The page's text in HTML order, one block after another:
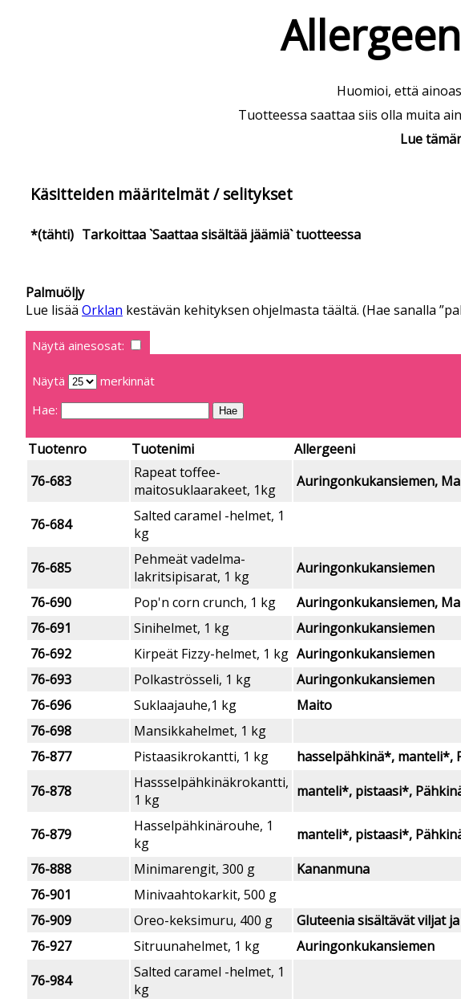
Huomioi, että
Tuotteessa saattaa siis olla muita
Lue
Käsitteiden määritelmät / selitykset
*(tähti) Tarkoittaa `Saattaa sisältää jäämiä` tuotteessa
Palmuöljy
Lue lisää Orklan kestävän kehityksen ohjelmasta täältä. (Hae sanalla
Näytä ainesosat:
Näytä
merkinnät
Hae:
Tuotenro Tuotenimi
Allergeeni
76-683
Rapeat toffee-
maitosuklaarakeet, 1kg
Auringonkukansiemen,
76-684
Salted caramel -helmet, 1
kg
76-685
Pehmeät vadelma-
lakritsipisarat, 1 kg
Auringonkukansiemen
76-690
Pop'n corn crunch, 1 kg
Auringonkukansiemen,
76-691
Sinihelmet, 1 kg
Auringonkukansiemen
76-692
Kirpeät Fizzy-helmet, 1 kg Auringonkukansiemen
76-693
Polkaströsseli, 1 kg
Auringonkukansiemen
76-696
Suklaajauhe,1 kg
Maito
76-698
Mansikkahelmet, 1 kg
76-877
Pistaasikrokantti, 1 kg
hasselpähkinä*, manteli*,
76-878
Hassselpähkinäkrokantti,
1 kg
manteli*, pistaasi*,
76-879
Hasselpähkinärouhe, 1
kg
manteli*, pistaasi*,
76-888
Minimarengit, 300 g
Kananmuna
76-901
Minivaahtokarkit, 500 g
76-909
Oreo-keksimuru, 400 g
Gluteenia sisältävät viljat
76-927
Sitruunahelmet, 1 kg
Auringonkukansiemen
76-984
Salted caramel -helmet, 1
kg